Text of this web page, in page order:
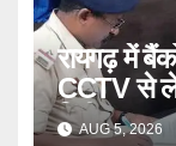
रायगढ़ में
CCTV से
निरीक्षण
AUG 5, 2026